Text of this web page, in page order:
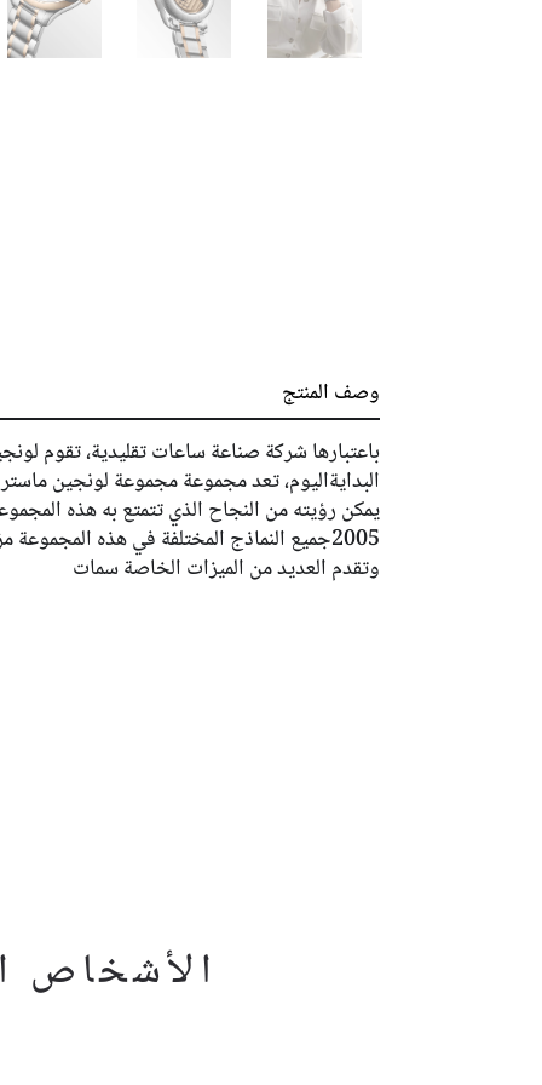
وصف المنتج
باعتبارها شركة صناعة ساعات تقليدية، تقوم
البدايةاليوم، تعد مجموعة مجموعة لونجين ماستر
يمكن رؤيته من النجاح الذي تتمتع به هذه
2005جميع النماذج المختلفة في هذه
وتقدم العديد من الميزات الخاصة سمات
الأشخاص